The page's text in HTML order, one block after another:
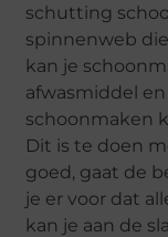
schutting
spinnenweb
kan je
afwasmiddel
schoonmaken
Dit is te doen
goed, gaat de
je er voor dat
kan je aan de